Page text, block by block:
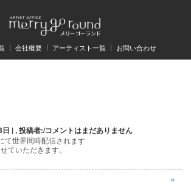
会社概要 アーティスト一覧 お問い合わせ
| , 投稿者:/コメントはまだありません
て世界同時配信されます
ていただきます。
»